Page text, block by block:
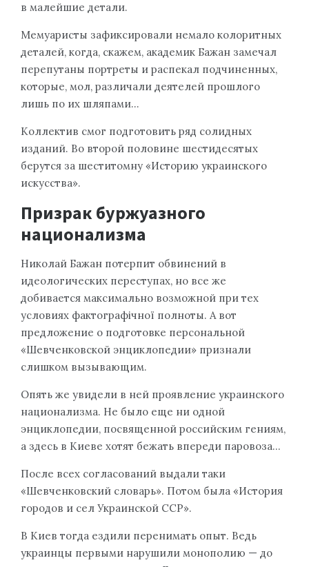
в малейшие детали.
Мемуаристы зафиксировали немало колоритных
деталей, когда, скажем, академик Бажан замечал
перепутаны портреты и распекал подчиненных,
которые, мол, различали деятелей прошлого
лишь по их шляпами…
Коллектив смог подготовить ряд солидных
изданий. Во второй половине шестидесятых
берутся за шеститомну «Историю украинского
искусства».
Призрак буржуазного
национализма
Николай Бажан потерпит обвинений в
идеологических переступах, но все же
добивается максимально возможной при тех
условиях фактографічної полноты. А вот
предложение о подготовке персональной
«Шевченковской энциклопедии» признали
слишком вызывающим.
Опять же увидели в ней проявление украинского
национализма. Не было еще ни одной
энциклопедии, посвященной российским гениям,
а здесь в Киеве хотят бежать впереди паровоза…
После всех согласований выдали таки
«Шевченковский словарь». Потом была «История
городов и сел Украинской ССР».
В Киев тогда ездили перенимать опыт. Ведь
украинцы первыми нарушили монополию — до